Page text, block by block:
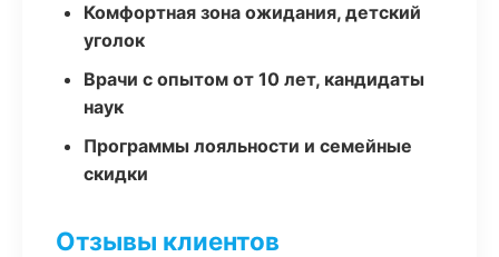
Комфортная зона ожидания, детский
уголок
Врачи с опытом от 10 лет, кандидаты
наук
Программы лояльности и семейные
скидки
Отзывы клиентов